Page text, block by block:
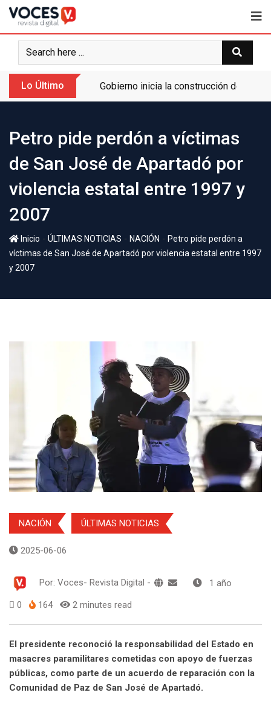
Lo Último Gobierno inicia la construcción de la
Petro pide perdón a víctimas
de San José de Apartadó por
violencia estatal entre 1997 y
2007
Inicio - ÚLTIMAS NOTICIAS - NACIÓN - Petro pide perdón a
víctimas de San José de Apartadó por violencia estatal entre 1997
y 2007
NACIÓN ÚLTIMAS NOTICIAS
2025-06-06
Por: Voces- Revista Digital - 1 año
0 164 2 minutes read
El presidente reconoció la responsabilidad del Estado en
masacres paramilitares cometidas con apoyo de fuerzas
públicas, como parte de un acuerdo de reparación con la
Comunidad de Paz de San José de Apartadó.